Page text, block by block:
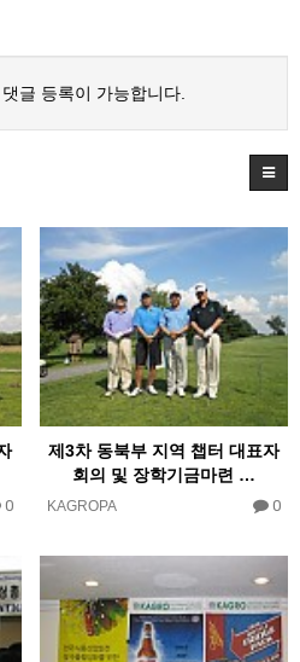
글 등록이 가능합니다.
0
제3차 동북부 지역 챕터 대표자
회의 및 장학기금마련 …
KAGROPA 0